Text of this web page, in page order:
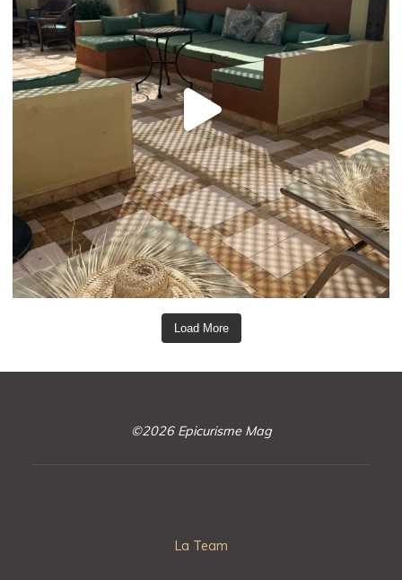
Load More
©2026 Epicurisme Mag
La Team